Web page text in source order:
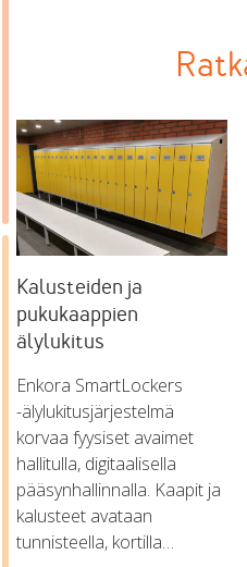
Kalusteiden ja
pukukaappien
älylukitus
Enkora SmartLockers
-älylukitusjärjestelmä
korvaa fyysiset avaimet
hallitulla, digitaalisella
pääsynhallinnalla. Kaapit ja
kalusteet avataan
tunnisteella, kortilla…